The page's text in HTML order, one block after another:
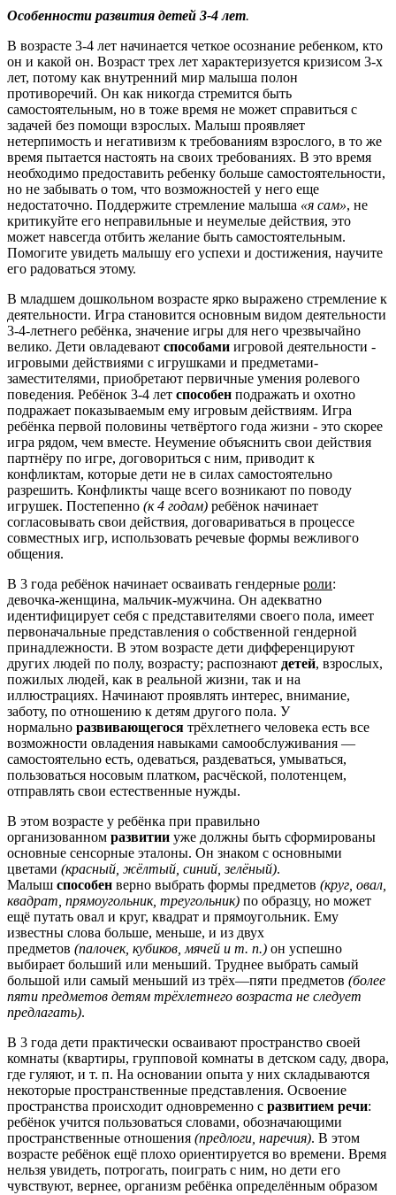
Особенности развития детей 3-4 лет.
В возрасте 3-4 лет начинается четкое осознание ребенком, кто
он и какой он. Возраст трех лет характеризуется кризисом 3-х
лет, потому как внутренний мир малыша полон
противоречий. Он как никогда стремится быть
самостоятельным, но в тоже время не может справиться с
задачей без помощи взрослых. Малыш проявляет
нетерпимость и негативизм к требованиям взрослого, в то же
время пытается настоять на своих требованиях. В это время
необходимо предоставить ребенку больше самостоятельности,
но не забывать о том, что возможностей у него еще
недостаточно. Поддержите стремление малыша «я сам», не
критикуйте его неправильные и неумелые действия, это
может навсегда отбить желание быть самостоятельным.
Помогите увидеть малышу его успехи и достижения, научите
его радоваться этому.
В младшем дошкольном возрасте ярко выражено стремление к
деятельности. Игра становится основным видом деятельности
3-4-летнего ребёнка, значение игры для него чрезвычайно
велико. Дети овладевают способами игровой деятельности -
игровыми действиями с игрушками и предметами-
заместителями, приобретают первичные умения ролевого
поведения. Ребёнок 3-4 лет способен подражать и охотно
подражает показываемым ему игровым действиям. Игра
ребёнка первой половины четвёртого года жизни - это скорее
игра рядом, чем вместе. Неумение объяснить свои действия
партнёру по игре, договориться с ним, приводит к
конфликтам, которые дети не в силах самостоятельно
разрешить. Конфликты чаще всего возникают по поводу
игрушек. Постепенно (к 4 годам) ребёнок начинает
согласовывать свои действия, договариваться в процессе
совместных игр, использовать речевые формы вежливого
общения.
В 3 года ребёнок начинает осваивать гендерные роли:
девочка-женщина, мальчик-мужчина. Он адекватно
идентифицирует себя с представителями своего пола, имеет
первоначальные представления о собственной гендерной
принадлежности. В этом возрасте дети дифференцируют
других людей по полу, возрасту; распознают детей, взрослых,
пожилых людей, как в реальной жизни, так и на
иллюстрациях. Начинают проявлять интерес, внимание,
заботу, по отношению к детям другого пола. У
нормально развивающегося трёхлетнего человека есть все
возможности овладения навыками самообслуживания —
самостоятельно есть, одеваться, раздеваться, умываться,
пользоваться носовым платком, расчёской, полотенцем,
отправлять свои естественные нужды.
В этом возрасте у ребёнка при правильно
организованном развитии уже должны быть сформированы
основные сенсорные эталоны. Он знаком с основными
цветами (красный, жёлтый, синий, зелёный).
Малыш способен верно выбрать формы предметов (круг, овал,
квадрат, прямоугольник, треугольник) по образцу, но может
ещё путать овал и круг, квадрат и прямоугольник. Ему
известны слова больше, меньше, и из двух
предметов (палочек, кубиков, мячей и т. п.) он успешно
выбирает больший или меньший. Труднее выбрать самый
большой или самый меньший из трёх—пяти предметов (более
пяти предметов детям трёхлетнего возраста не следует
предлагать).
В 3 года дети практически осваивают пространство своей
комнаты (квартиры, групповой комнаты в детском саду, двора,
где гуляют, и т. п. На основании опыта у них складываются
некоторые пространственные представления. Освоение
пространства происходит одновременно с развитием речи:
ребёнок учится пользоваться словами, обозначающими
пространственные отношения (предлоги, наречия). В этом
возрасте ребёнок ещё плохо ориентируется во времени. Время
нельзя увидеть, потрогать, поиграть с ним, но дети его
чувствуют, вернее, организм ребёнка определённым образом